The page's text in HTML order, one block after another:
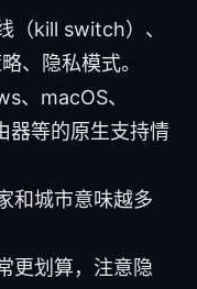
（kill switch）、
、隐私模式。
、macOS、
器等的原生支持情
和城市意味越多
更划算，注意隐